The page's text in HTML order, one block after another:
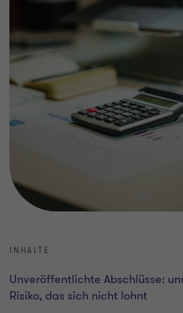
INHALTE
Unveröffentlichte Abschlüsse:
Risiko, das sich nicht lohnt